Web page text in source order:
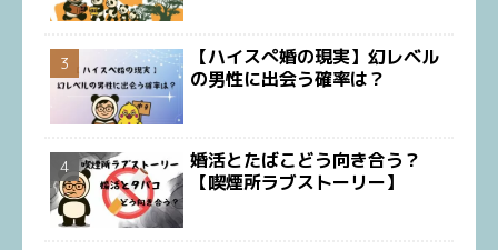
【ハイスぺ婚の現実】幻レベル
の男性に出会う確率は？
婚活とたばこどう向き合う？
【喫煙所ラブストーリー】